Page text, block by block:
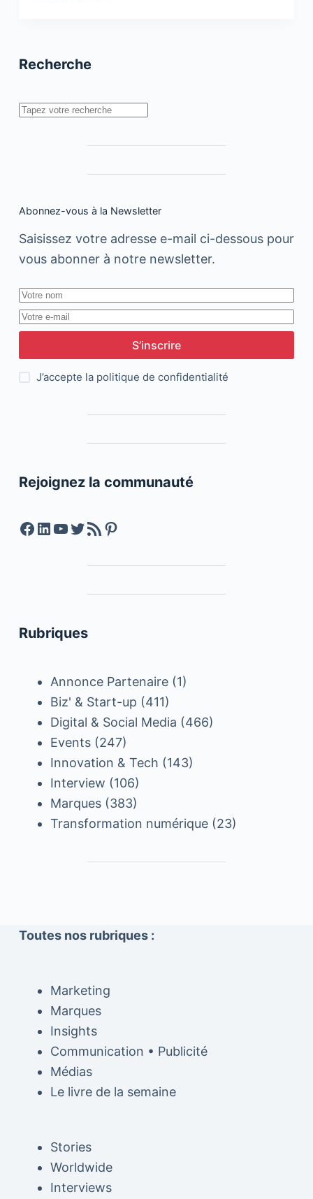
Maroc
6
propositions
Recherche
Rechercher
Abonnez-vous à la Newsletter
Saisissez votre adresse e-mail ci-dessous pour
vous abonner à notre newsletter.
S’inscrire
J’accepte la politique de confidentialité
Rejoignez la communauté
Facebook
LinkedIn
YouTube
Twitter
Feed RSSPinterest
Rubriques
Annonce Partenaire(1)
Biz' & Start-up (411)
Digital & Social Media (466)
Events(247)
Innovation & Tech (143)
Interview (106)
Marques(383)
Transformation numérique(23)
Toutes nos rubriques :
Marketing
Marques
Insights
Communication • Publicité
Médias
Le livre de la semaine
Stories
Worldwide
Interviews